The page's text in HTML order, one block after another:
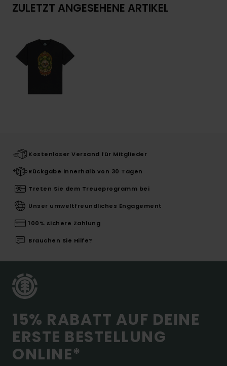
ZULETZT ANGESEHENE ARTIKEL
Kostenloser Versand für Mitglieder
Rückgabe innerhalb von 30 Tagen
Treten Sie dem Treueprogramm bei
Unser umweltfreundliches Engagement
100% sichere Zahlung
Brauchen Sie Hilfe?
15% RABATT AUF DEINE
ERSTE BESTELLUNG
ONLINE*